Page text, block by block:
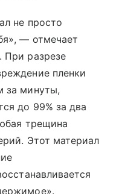
не просто
— отмечает
При разрезе
пленки
за минуты,
до 99% за два
трещина
Этот материал